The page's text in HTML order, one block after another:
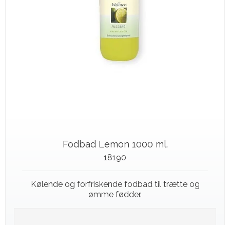
Fodbad Lemon 1000 ml.
18190
Kølende og forfriskende fodbad til trætte og
ømme fødder.